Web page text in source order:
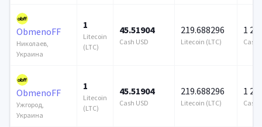
ObmenoFF
Николаев,
Украина
1
Litecoin
(LTC)
45.51904
Cash USD
219.688296
Litecoin (LTC)
1
Cash
ObmenoFF
Ужгород,
Украина
1
Litecoin
(LTC)
45.51904
Cash USD
219.688296
Litecoin (LTC)
1
Cash